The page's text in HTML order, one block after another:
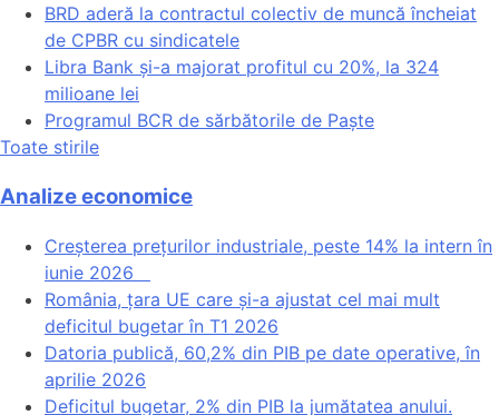
BRD aderă la contractul colectiv de muncă încheiat
de CPBR cu sindicatele
Libra Bank și-a majorat profitul cu 20%, la 324
milioane lei
Programul BCR de sărbătorile de Paște
Toate stirile
Analize economice
Creșterea prețurilor industriale, peste 14% la intern în
iunie 2026
România, țara UE care și-a ajustat cel mai mult
deficitul bugetar în T1 2026
Datoria publică, 60,2% din PIB pe date operative, în
aprilie 2026
Deficitul bugetar, 2% din PIB la jumătatea anului.